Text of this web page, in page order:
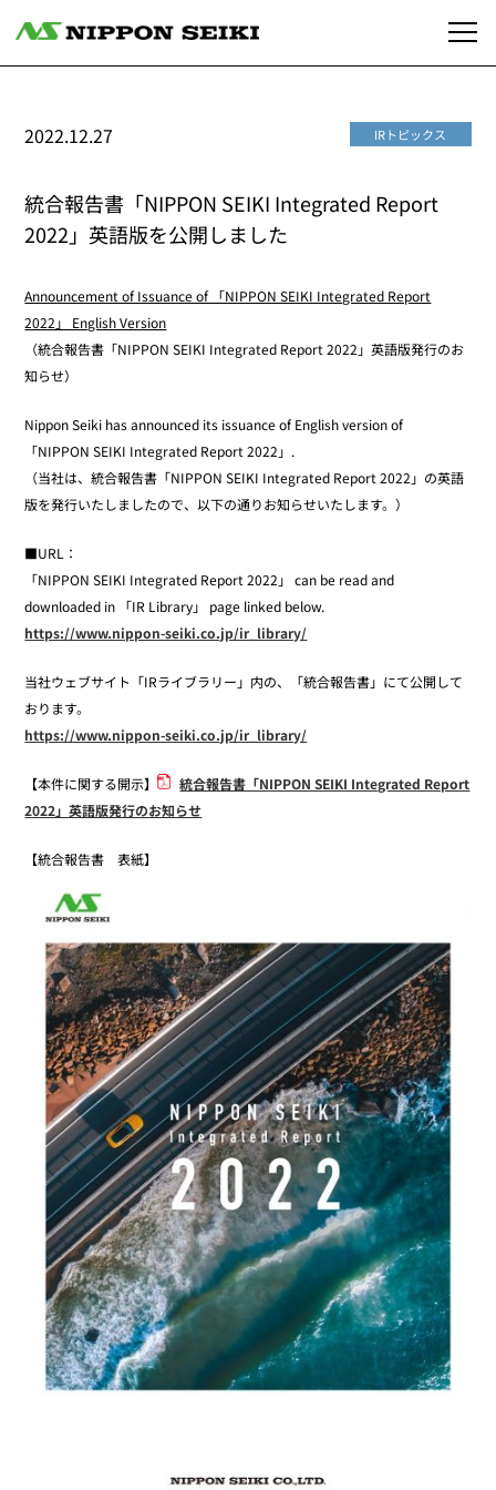
IRトピックス
2022.12.27
統合報告書「NIPPON SEIKI Integrated Report
2022」英語版を公開しました
Announcement of Issuance of 「NIPPON SEIKI Integrated Report
2022」 English Version
（統合報告書「NIPPON SEIKI Integrated Report 2022」英語版発行のお
知らせ）
Nippon Seiki has announced its issuance of English version of
「NIPPON SEIKI Integrated Report 2022」.
（当社は、統合報告書「NIPPON SEIKI Integrated Report 2022」の英語
版を発行いたしましたので、以下の通りお知らせいたします。）
■URL：
「NIPPON SEIKI Integrated Report 2022」 can be read and
downloaded in 「IR Library」 page linked below.
https://www.nippon-seiki.co.jp/ir_library/
当社ウェブサイト「IRライブラリー」内の、「統合報告書」にて公開して
おります。
https://www.nippon-seiki.co.jp/ir_library/
【本件に関する開示】
統合報告書「NIPPON SEIKI Integrated Report
2022」英語版発行のお知らせ
【統合報告書 表紙】